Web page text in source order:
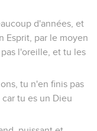
d'années, et
Esprit, par le moyen
l'oreille, et tu les
tu n'en finis pas
tu es un Dieu